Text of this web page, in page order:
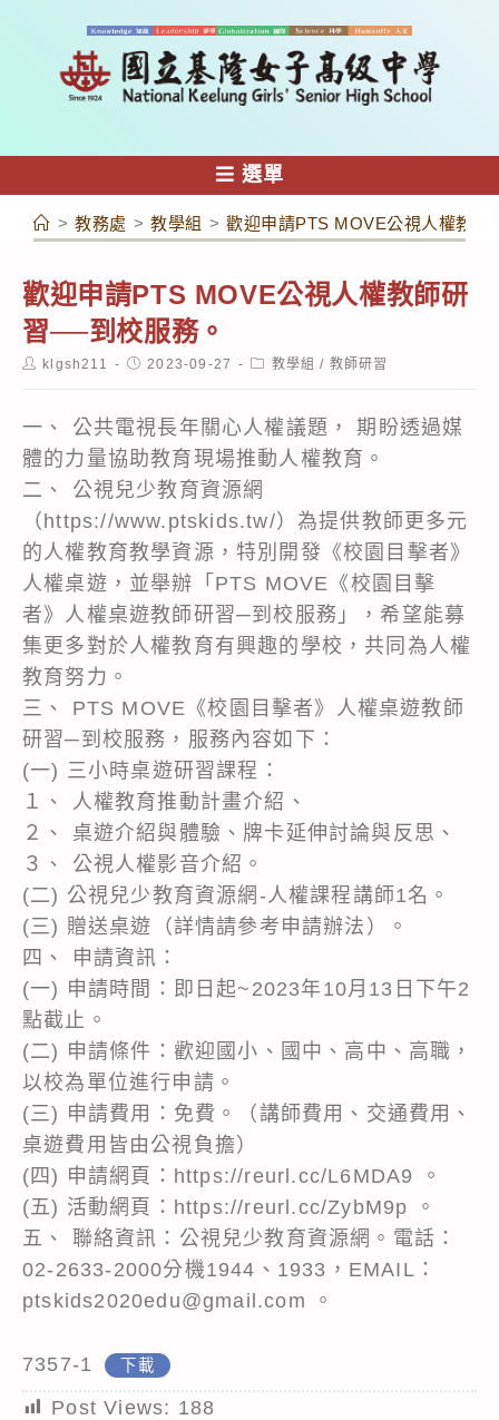
容
選單
> 教務處 > 教學組 > 歡迎申請PTS MOVE公視人權教
歡迎申請PTS MOVE公視人權教師研
習──到校服務。
Postklgsh211
Post2023-09-27
Post教學組 / 教師研習
一、 公共電視長年關心人權議題， 期盼透過媒
體的力量協助教育現場推動人權教育。
二、 公視兒少教育資源網
（https://www.ptskids.tw/）為提供教師更多元
的人權教育教學資源，特別開發《校園目擊者》
人權桌遊，並舉辦「PTS MOVE《校園目擊
者》人權桌遊教師研習─到校服務」，希望能募
集更多對於人權教育有興趣的學校，共同為人權
教育努力。
三、 PTS MOVE《校園目擊者》人權桌遊教師
研習─到校服務，服務內容如下：
(一) 三小時桌遊研習課程：
１、 人權教育推動計畫介紹、
２、 桌遊介紹與體驗、牌卡延伸討論與反思、
３、 公視人權影音介紹。
(二) 公視兒少教育資源網-人權課程講師1名。
(三) 贈送桌遊（詳情請參考申請辦法）。
四、 申請資訊：
(一) 申請時間：即日起~2023年10月13日下午2
點截止。
(二) 申請條件：歡迎國小、國中、高中、高職，
以校為單位進行申請。
(三) 申請費用：免費。（講師費用、交通費用、
桌遊費用皆由公視負擔）
(四) 申請網頁：https://reurl.cc/L6MDA9 。
(五) 活動網頁：https://reurl.cc/ZybM9p 。
五、 聯絡資訊：公視兒少教育資源網。電話：
02-2633-2000分機1944、1933，EMAIL：
ptskids2020edu@gmail.com 。
7357-1 下載
Post Views: 188